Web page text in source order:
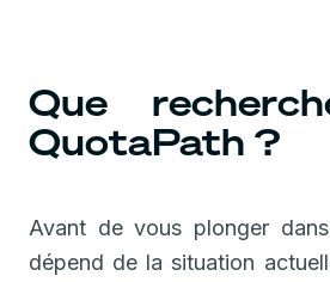
Que
QuotaPath ?
Avant de vous plonger
dépend de la situation